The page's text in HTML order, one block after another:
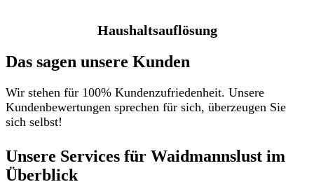
Haushaltsauflösung
Das sagen unsere Kunden
Wir stehen für 100% Kundenzufriedenheit. Unsere
Kundenbewertungen sprechen für sich, überzeugen Sie
sich selbst!
Unsere Services für Waidmannslust im
Überblick​